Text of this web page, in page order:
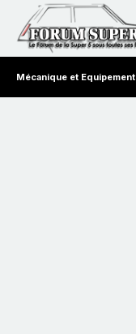
Mécanique et Equipement